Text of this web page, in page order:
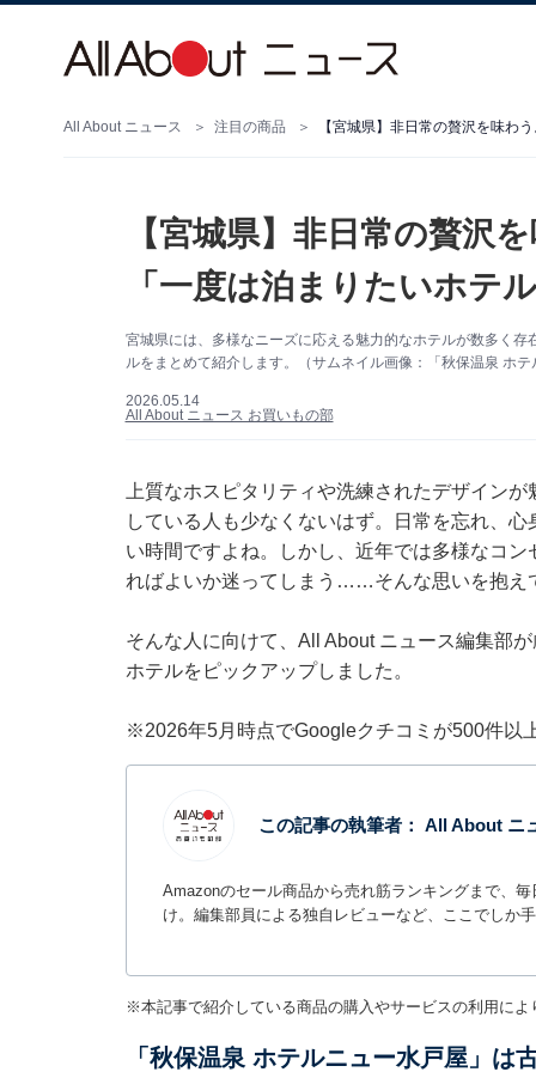
All About ニュース 注目の商品 【宮城県】非日常の贅沢を味わ
【宮城県】非日常の贅沢
「一度は泊まりたいホテ
宮城県には、多様なニーズに応える魅力的なホテルが数多く
ルをまとめて紹介します。（サムネイル画像：「秋保温泉 ホ
2026.05.14
All About ニュース お買いもの部
上質なホスピタリティや洗練されたデザイン
している人も少なくないはず。日常を忘れ、
い時間ですよね。しかし、近年では多様なコ
ればよいか迷ってしまう……そんな思いを抱え
そんな人に向けて、All About ニュース編集部
ホテルをピックアップしました。
※2026年5月時点でGoogleクチコミが500件以
この記事の執筆者： All About ニ
Amazonのセール商品から売れ筋ランキングまで、
け。編集部員による独自レビューなど、ここでしか
※本記事で紹介している商品の購入やサービスの利用に
「秋保温泉 ホテルニュー水戸屋」は